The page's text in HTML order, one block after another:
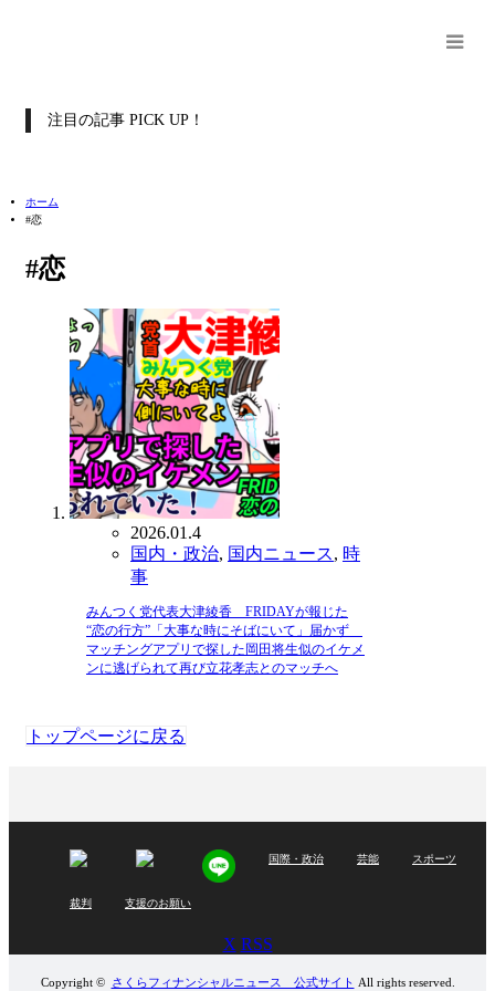
注目の記事 PICK UP！
ホーム
#恋
#恋
2026.01.4
国内・政治, 国内ニュース, 時
事
みんつく党代表大津綾香 FRIDAYが報じた
“恋の行方”「大事な時にそばにいて」届かず
マッチングアプリで探した岡田将生似のイケメ
ンに逃げられて再び立花孝志とのマッチへ
トップページに戻る
国際・政治 芸能 スポーツ
裁判 支援のお願い
X RSS
Copyright © さくらフィナンシャルニュース 公式サイト All rights reserved.